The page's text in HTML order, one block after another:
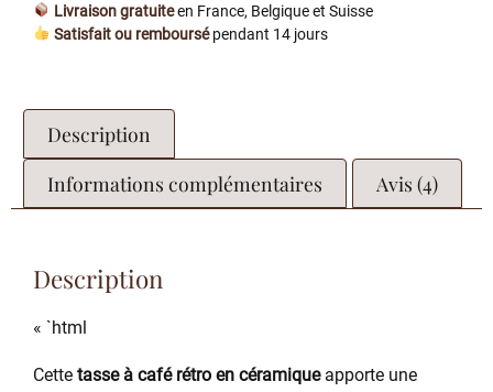
Livraison gratuiteen France, Belgique et Suisse
Satisfait ou remboursépendant 14 jours
Description
Informations complémentaires
Avis (4)
Description
« `html
Cette tasse à café rétro en céramiqueapporte une